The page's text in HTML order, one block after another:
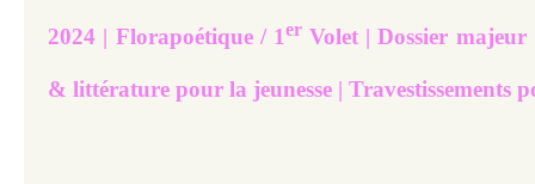
2024 | Florapoétique / 1er Volet | Dossier majeur
& littérature pour la jeunesse | Travestissements